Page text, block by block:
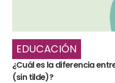
EDUCACIÓN
¿Cuál es la diferencia
(sin tilde)?